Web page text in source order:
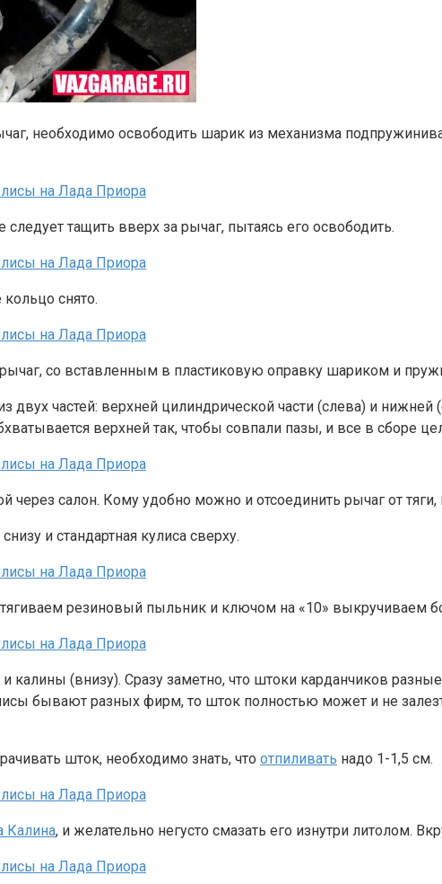
необходимо освободить шарик из механизма
следует тащить вверх за рычаг, пытаясь его освободить.
снято.
со вставленным в пластиковую оправку шариком и
двух частей: верхней цилиндрической части (слева) и
верхней так, чтобы совпали пазы, и все в сборе
через салон. Кому удобно можно и отсоединить рычаг от
и стандартная кулиса сверху.
резиновый пыльник и ключом на «10» выкручиваем
калины (внизу). Сразу заметно, что штоки карданчиков
бывают разных фирм, то шток полностью может и не
шток, необходимо знать, что отпиливать надо 1-1,5 см.
Калина, и желательно негусто смазать его изнутри литолом.